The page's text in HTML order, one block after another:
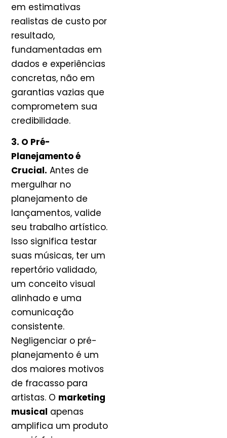
em estimativas
realistas de custo por
resultado,
fundamentadas em
dados e experiências
concretas, não em
garantias vazias que
comprometem sua
credibilidade.
3. O Pré-
Planejamento é
Crucial. Antes de
mergulhar no
planejamento de
lançamentos, valide
seu trabalho artístico.
Isso significa testar
suas músicas, ter um
repertório validado,
um conceito visual
alinhado e uma
comunicação
consistente.
Negligenciar o pré-
planejamento é um
dos maiores motivos
de fracasso para
artistas. O marketing
musical apenas
amplifica um produto